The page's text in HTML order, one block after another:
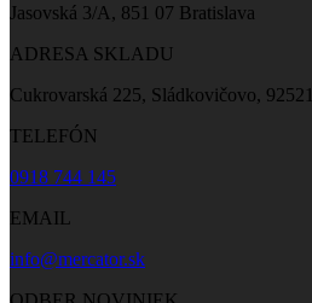
Jasovská 3/A, 851 07 Bratislava
ADRESA SKLADU
Cukrovarská 225, Sládkovičovo, 92521
TELEFÓN
0918 744 145
EMAIL
info@mercator.sk